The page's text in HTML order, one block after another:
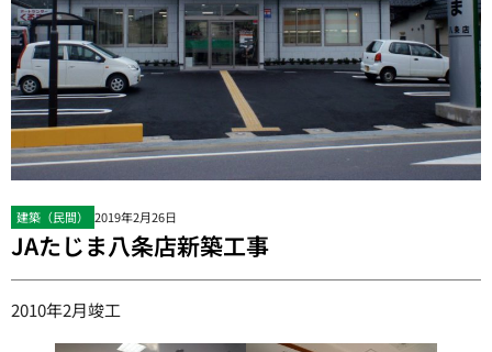
建築（民間） 2019年2月26日
JAたじま八条店新築工事
2010年2月竣工